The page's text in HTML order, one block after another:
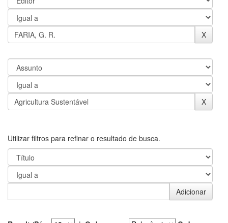
Utilizar filtros para refinar o resultado de busca.